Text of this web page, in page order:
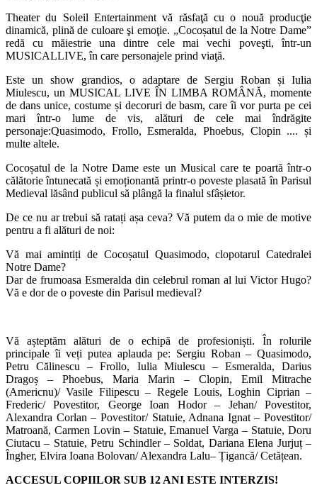
Theater du Soleil Entertainment vă răsfaţă cu o nouă producţie
dinamică, plină de culoare şi emoţie. „Cocoșatul de la Notre Dame”
redă cu măiestrie una dintre cele mai vechi poveşti, într-un
MUSICALLIVE, în care personajele prind viaţă.
Este un show grandios, o adaptare de Sergiu Roban și Iulia
Miulescu, un MUSICAL LIVE ÎN LIMBA ROMÂNĂ, momente
de dans unice, costume și decoruri de basm, care îi vor purta pe cei
mari într-o lume de vis, alături de cele mai îndrăgite
personaje:Quasimodo, Frollo, Esmeralda, Phoebus, Clopin .... și
multe altele.
Cocoșatul de la Notre Dame este un Musicalcare te poartă într-o
călătorie întunecată și emoționantă printr-o poveste plasată în Parisul
Medieval lăsând publicul să plângă la finalul sfâșietor.
De ce nu ar trebui să ratați așa ceva? Vă putem da o mie de motive
pentru a fi alături de noi:
Vă mai amintiți de Cocoșatul Quasimodo, clopotarul Catedralei
Notre Dame?
Dar de frumoasa Esmeralda din celebrul roman al lui Victor Hugo?
Vă e dor de o poveste din Parisul medieval?
Vă așteptăm alături de o echipă de profesioniști. În rolurile
principale îi veți putea aplauda pe: Sergiu Roban – Quasimodo,
Petru Călinescu – Frollo, Iulia Miulescu – Esmeralda, Darius
Dragoș – Phoebus, Maria Marin – Clopin, Emil Mitrache
(Americnu)/ Vasile Filipescu – Regele Louis, Loghin Ciprian –
Frederic/ Povestitor, George Ioan Hodor – Jehan/ Povestitor,
Alexandra Corlan – Povestitor/ Statuie, Adnana Ignat – Povestitor/
Matroană, Carmen Lovin – Statuie, Emanuel Varga – Statuie, Doru
Ciutacu – Statuie, Petru Schindler – Soldat, Dariana Elena Jurjuț –
Îngher, Elvira Ioana Bolovan/ Alexandra Lalu– Țigancă/ Cetățean.
ACCESUL COPIILOR SUB 12 ANI ESTE INTERZIS!